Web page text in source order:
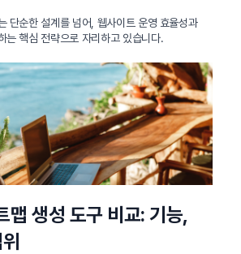
단순한 설계를 넘어, 웹사이트 운영 효율성과
는 핵심 전략으로 자리하고 있습니다.
맵 생성 도구 비교: 기능,